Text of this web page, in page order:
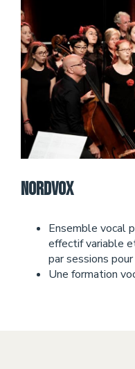
Nordvox
Ensemble vocal
effectif variable
par sessions
Une formation